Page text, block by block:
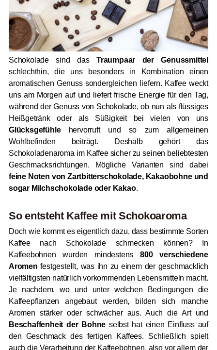
Schokolade sind das Traumpaar der Genussmittel
schlechthin, die uns besonders in Kombination einen
aromatischen Genuss sondergleichen liefern. Kaffee weckt
uns am Morgen auf und liefert frische Energie für den Tag,
während der Genuss von Schokolade, ob nun als flüssiges
Heißgetränk oder als Süßigkeit bei vielen von uns
Glücksgefühlehervorruft und so zum allgemeinen
Wohlbefinden beiträgt. Deshalb gehört das
Schokoladenaroma im Kaffee sicher zu seinen beliebtesten
Geschmacksrichtungen. Mögliche Varianten sind dabei
feine Noten von Zartbitterschokolade, Kakaobohne und
sogar Milchschokolade oder Kakao.
So entsteht Kaffee mit Schokoaroma
Doch wie kommt es eigentlich dazu, dass bestimmte Sorten
Kaffee nach Schokolade schmecken können? In
Kaffeebohnen wurden mindestens800 verschiedene
Aromen festgestellt, was ihn zu einem der geschmacklich
vielfältigsten natürlich vorkommenden Lebensmitteln macht.
Je nachdem, wo und unter welchen Bedingungen die
Kaffeepflanzen angebaut werden, bilden sich manche
Aromen stärker oder schwächer aus. Auch die Art und
Beschaffenheit der Bohne selbst hat einen Einfluss auf
den Geschmack des fertigen Kaffees. Schließlich spielt
auch die Verarbeitung der Kaffeebohnen, also vor allem der